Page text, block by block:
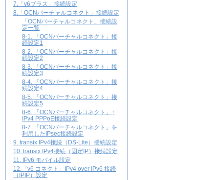
7.「v6プラス」接続設定
8.「OCNバーチャルコネクト」接続設定
「OCNバーチャルコネクト」接続設
定一覧
8-1. 「OCNバーチャルコネクト」接
続設定1
8-2. 「OCNバーチャルコネクト」接
続設定2
8-3. 「OCNバーチャルコネクト」接
続設定3
8-4. 「OCNバーチャルコネクト」接
続設定4
8-5. 「OCNバーチャルコネクト」接
続設定5
8-6. 「OCNバーチャルコネクト」+
IPv4 PPPoE接続設定
8-7. 「OCNバーチャルコネクト」を
利用したIPsec接続設定
9. transix IPv4接続（DS-Lite）接続設定
10. transix IPv4接続（固定IP）接続設定
11. IPv6 モバイル設定
12.「v6 コネクト」IPv4 over IPv6 接続
（IPIP）設定